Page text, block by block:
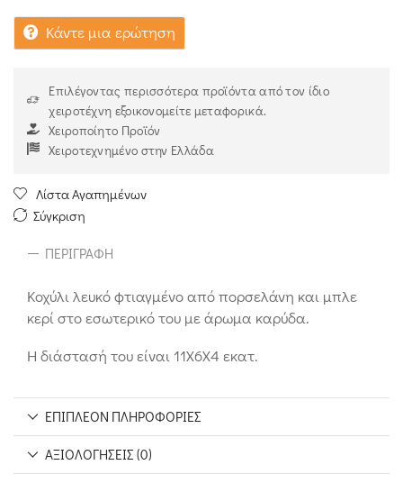
Κάντε μια ερώτηση
Επιλέγοντας περισσότερα προϊόντα από τον ίδιο
χειροτέχνη εξοικονομείτε μεταφορικά.
Χειροποίητο Προϊόν
Χειροτεχνημένο στην Ελλάδα
Λίστα Αγαπημένων
Σύγκριση
ΠΕΡΙΓΡΑΦΉ
Κοχύλι λευκό φτιαγμένο από πορσελάνη και μπλε
κερί στο εσωτερικό του με άρωμα καρύδα.
Η διάστασή του είναι 11Χ6Χ4 εκατ.
ΕΠΙΠΛΈΟΝ ΠΛΗΡΟΦΟΡΊΕΣ
ΑΞΙΟΛΟΓΉΣΕΙΣ (0)